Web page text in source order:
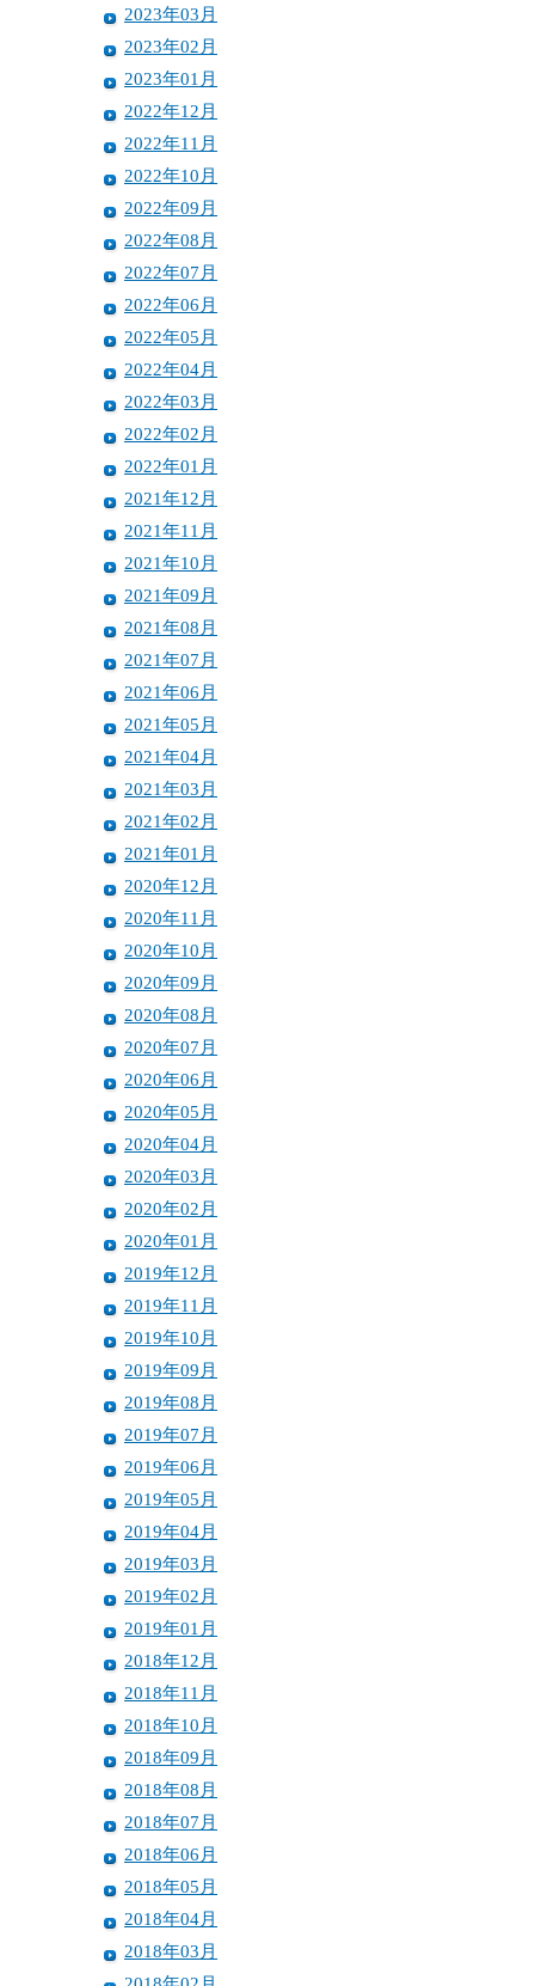
2023年03月
2023年02月
2023年01月
2022年12月
2022年11月
2022年10月
2022年09月
2022年08月
2022年07月
2022年06月
2022年05月
2022年04月
2022年03月
2022年02月
2022年01月
2021年12月
2021年11月
2021年10月
2021年09月
2021年08月
2021年07月
2021年06月
2021年05月
2021年04月
2021年03月
2021年02月
2021年01月
2020年12月
2020年11月
2020年10月
2020年09月
2020年08月
2020年07月
2020年06月
2020年05月
2020年04月
2020年03月
2020年02月
2020年01月
2019年12月
2019年11月
2019年10月
2019年09月
2019年08月
2019年07月
2019年06月
2019年05月
2019年04月
2019年03月
2019年02月
2019年01月
2018年12月
2018年11月
2018年10月
2018年09月
2018年08月
2018年07月
2018年06月
2018年05月
2018年04月
2018年03月